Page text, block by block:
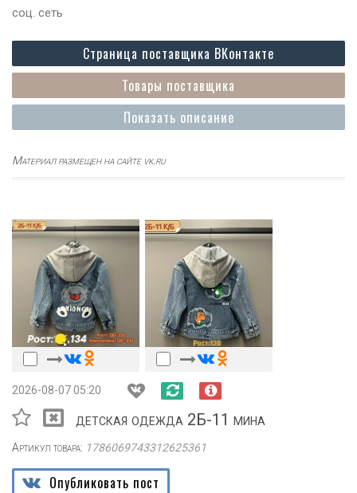
соц. сеть
Показать описание
Товары поставщика
Страница поставщика ВКонтакте
Материал размещен на сайте vk.ru
2026-08-07 05:20
детская одежда 2Б-11 мина
Артикул товара: 1786069743312625361
Опубликовать пост